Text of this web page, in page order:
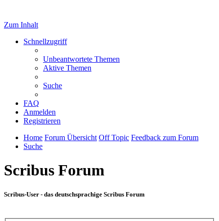
Zum Inhalt
Schnellzugriff
Unbeantwortete Themen
Aktive Themen
Suche
FAQ
Anmelden
Registrieren
Home Forum Übersicht Off Topic Feedback zum Forum
Suche
Scribus Forum
Scribus-User - das deutschsprachige Scribus Forum